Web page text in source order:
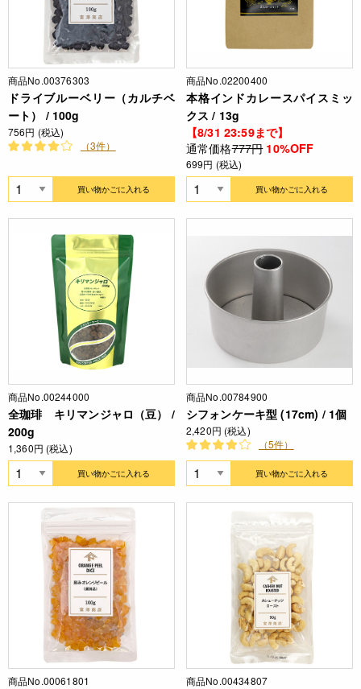
商品No.00376303
ドライブルーベリー（カルチベ
ート） / 100g
756円 (税込)
（3件）
買い物かごに入れる
商品No.02200400
本格インドカレースパイスミッ
クス / 13g
【8/31 23:59まで】
通常価格777円 10%OFF
699円 (税込)
買い物かごに入れる
商品No.00244000
全珈琲 キリマンジャロ（豆） /
200g
1,360円 (税込)
買い物かごに入れる
商品No.00784900
シフォンケーキ型 (17cm) / 1個
2,420円 (税込)
（5件）
買い物かごに入れる
商品No.00061801 商品No.00434807